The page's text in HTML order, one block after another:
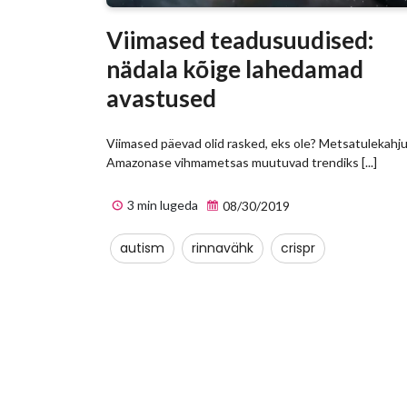
Viimased teadusuudised:
nädala kõige lahedamad
avastused
Viimased päevad olid rasked, eks ole?
Amazonase vihmametsas muutuvad trendiks [...]
3 min lugeda 08/30/2019
autism rinnavähk crispr